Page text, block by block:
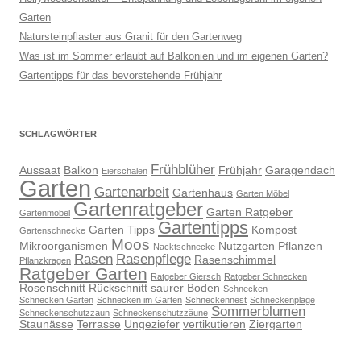
Garten
Natursteinpflaster aus Granit für den Gartenweg
Was ist im Sommer erlaubt auf Balkonien und im eigenen Garten?
Gartentipps für das bevorstehende Frühjahr
SCHLAGWÖRTER
Aussaat Balkon Eierschalen Frühblüher Frühjahr Garagendach
Garten Gartenarbeit Gartenhaus Garten Möbel
Gartenmöbel Gartenratgeber Garten Ratgeber
Gartenschnecke Garten Tipps Gartentipps Kompost
Mikroorganismen Moos Nacktschnecke Nutzgarten Pflanzen
Pflanzkragen Rasen Rasenpflege Rasenschimmel
Ratgeber Garten Ratgeber Giersch Ratgeber Schnecken
Rosenschnitt Rückschnitt saurer Boden Schnecken
Schnecken Garten Schnecken im Garten Schneckennest Schneckenplage
Schneckenschutzzaun Schneckenschutzzäune Sommerblumen
Staunässe Terrasse Ungeziefer vertikutieren Ziergarten